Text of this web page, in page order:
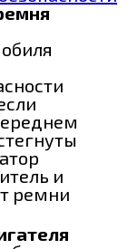
и
ремни